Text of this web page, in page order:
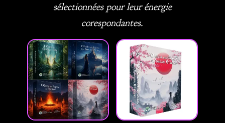
sélectionnées pour leur énergie
corespondantes.